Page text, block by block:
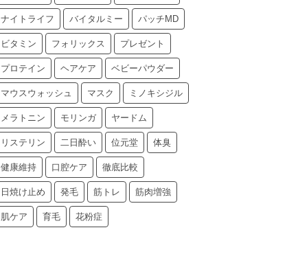
ナイトライフ バイタルミー パッチMD
ビタミン フォリックス プレゼント
プロテイン ヘアケア ベビーパウダー
マウスウォッシュ マスク ミノキシジル
メラトニン モリンガ ヤードム
リステリン 二日酔い 位元堂 体臭
健康維持 口腔ケア 徹底比較
日焼け止め 発毛 筋トレ 筋肉増強
肌ケア 育毛 花粉症